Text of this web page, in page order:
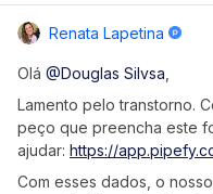
Renata Lapetina
Olá ​ @Douglas Silvsa
Lamento pelo transtorno.
peço que preencha este
ajudar: https://
Com esses dados, o